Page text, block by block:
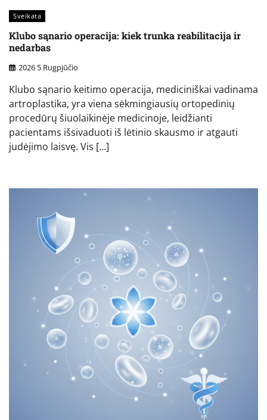
Sveikata
Klubo sąnario operacija: kiek trunka reabilitacija ir
nedarbas
2026 5 Rugpjūčio
Klubo sąnario keitimo operacija, mediciniškai vadinama
artroplastika, yra viena sėkmingiausių ortopedinių
procedūrų šiuolaikinėje medicinoje, leidžianti
pacientams išsivaduoti iš lėtinio skausmo ir atgauti
judėjimo laisvę. Vis […]